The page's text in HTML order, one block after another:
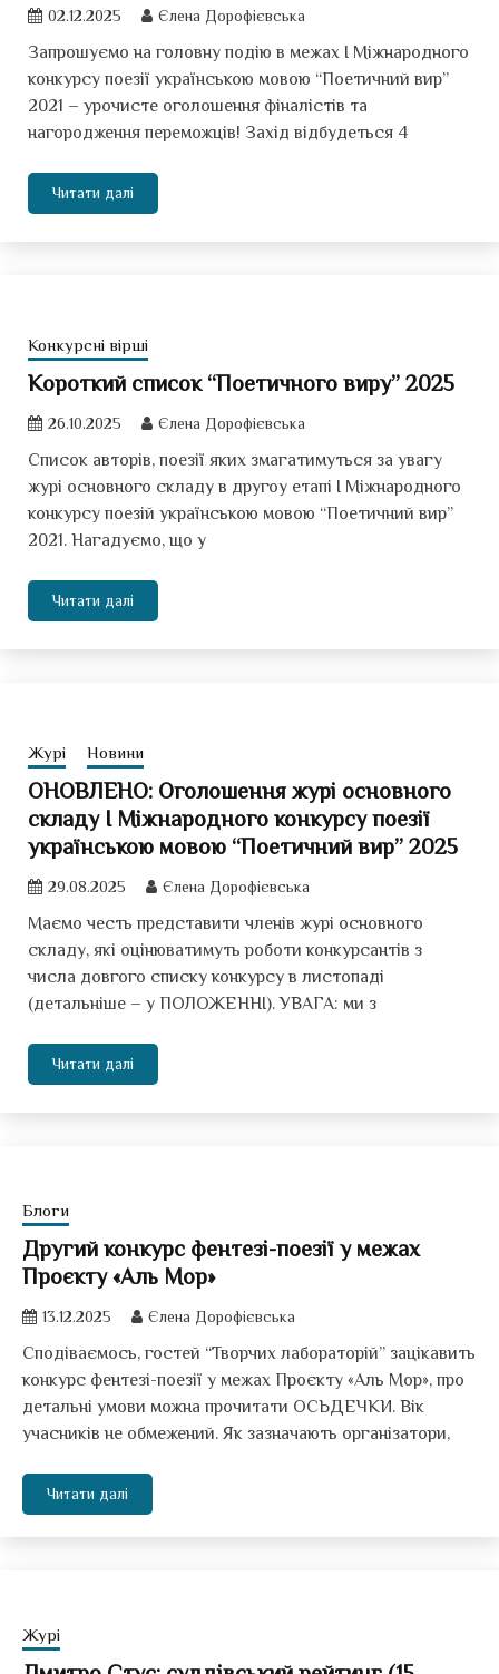
02.12.2025 Єлена Дорофієвська
Запрошуємо на головну подію в межах І Міжнародного
конкурсу поезії українською мовою “Поетичний вир”
2021 – урочисте оголошення фіналістів та
нагородження переможців! Захід відбудеться 4
Читати далі
Конкурсні вірші
Короткий список “Поетичного виру” 2025
26.10.2025 Єлена Дорофієвська
Список авторів, поезії яких змагатимуться за увагу
журі основного складу в другоу етапі І Міжнародного
конкурсу поезій українською мовою “Поетичний вир”
2021. Нагадуємо, що у
Читати далі
Журі Новини
ОНОВЛЕНО: Оголошення журі основного
складу І Міжнародного конкурсу поезії
українською мовою “Поетичний вир” 2025
29.08.2025 Єлена Дорофієвська
Маємо честь представити членів журі основного
складу, які оцінюватимуть роботи конкурсантів з
числа довгого списку конкурсу в листопаді
(детальніше – у ПОЛОЖЕННІ). УВАГА: ми з
Читати далі
Блоги
Другий конкурс фентезі-поезії у межах
Проєкту «Аль Мор»
13.12.2025 Єлена Дорофієвська
Сподіваємось, гостей “Творчих лабораторій” зацікавить
конкурс фентезі-поезії у межах Проєкту «Аль Мор», про
детальні умови можна прочитати ОСЬДЕЧКИ. Вік
учасників не обмежений. Як зазначають організатори,
Читати далі
Журі